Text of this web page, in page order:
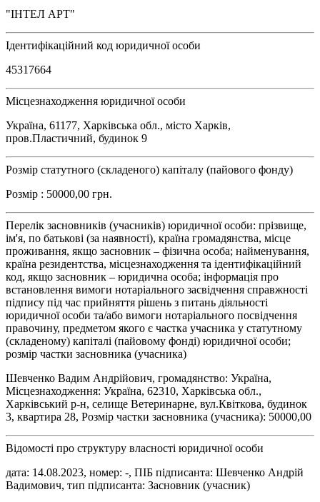
"ІНТЕЛ АРТ"
Ідентифікаційний код юридичної особи
45317664
Місцезнаходження юридичної особи
Україна, 61177, Харківська обл., місто Харків,
пров.Пластичний, будинок 9
Розмір статутного (складеного) капіталу (пайового фонду)
Розмір : 50000,00 грн.
Перелік засновників (учасників) юридичної особи: прізвище,
ім'я, по батькові (за наявності), країна громадянства, місце
проживання, якщо засновник – фізична особа; найменування,
країна резидентства, місцезнаходження та ідентифікаційний
код, якщо засновник – юридична особа; інформація про
встановлення вимоги нотаріального засвідчення справжності
підпису під час прийняття рішень з питань діяльності
юридичної особи та/або вимоги нотаріального посвідчення
правочину, предметом якого є частка учасника у статутному
(складеному) капіталі (пайовому фонді) юридичної особи;
розмір частки засновника (учасника)
Шевченко Вадим Андрійович, громадянство: Україна,
Місцезнаходження: Україна, 62310, Харківська обл.,
Харківський р-н, селище Ветеринарне, вул.Квіткова, будинок
3, квартира 28, Розмір частки засновника (учасника): 50000,00
Відомості про структуру власності юридичної особи
дата: 14.08.2023, номер: -, ПІБ підписанта: Шевченко Андрій
Вадимович, тип підписанта: Засновник (учасник)